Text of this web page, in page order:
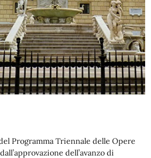
Programma Triennale delle Opere
dell’avanzo di